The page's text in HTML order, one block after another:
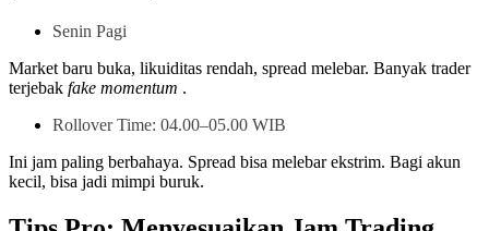
Senin Pagi
Market baru buka, likuiditas rendah, spread melebar. Banyak trader
terjebak fake momentum .
Rollover Time: 04.00–05.00 WIB
Ini jam paling berbahaya. Spread bisa melebar ekstrim. Bagi akun
kecil, bisa jadi mimpi buruk.